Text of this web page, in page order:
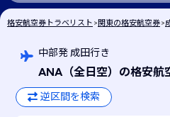
格安航空券トラベリスト > 関東の格安航空券>
中部発 成田行き
ANA（全日空） の格安航
逆区間を検索